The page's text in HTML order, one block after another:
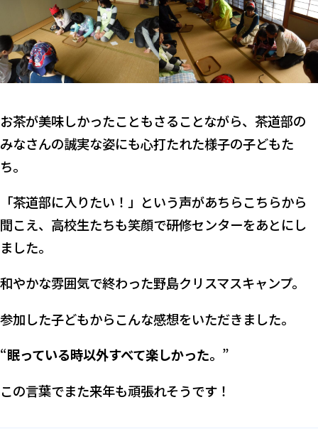
お茶が美味しかったこともさることながら、茶道部の
みなさんの誠実な姿にも心打たれた様子の子どもた
ち。
「茶道部に入りたい！」という声があちらこちらから
聞こえ、高校生たちも笑顔で研修センターをあとにし
ました。
和やかな雰囲気で終わった野島クリスマスキャンプ。
参加した子どもからこんな感想をいただきました。
“眠っている時以外すべて楽しかった。 ”
この言葉でまた来年も頑張れそうです！